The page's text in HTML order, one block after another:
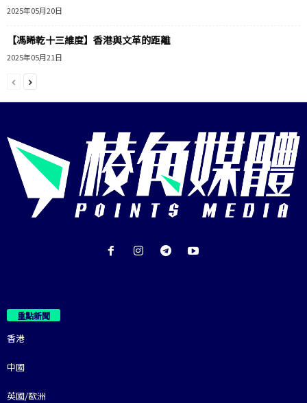
2025年05月20日
【馮睎乾十三維度】香港與文革的距離
2025年05月21日
重點新聞
香港
中國
英國/歐洲